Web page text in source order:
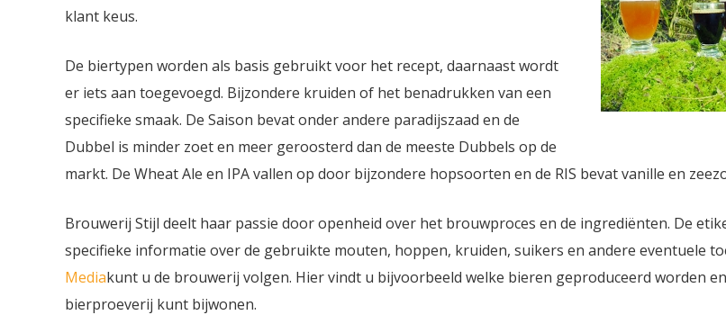
klant keus.
De biertypen worden als basis gebruikt voor het recept, daarnaast wordt
er iets aan toegevoegd. Bijzondere kruiden of het benadrukken van een
specifieke smaak. De Saison bevat onder andere paradijszaad en de
Dubbel is minder zoet en meer geroosterd dan de meeste Dubbels op de
markt. De Wheat Ale en IPA vallen op door bijzondere hopsoorten en de RIS bevat vanille en
Brouwerij Stijl deelt haar passie door openheid over het brouwproces en de ingrediënten. De
specifieke informatie over de gebruikte mouten, hoppen, kruiden, suikers en andere eventuele
Mediakunt u de brouwerij volgen. Hier vindt u bijvoorbeeld welke bieren geproduceerd worden
bierproeverij kunt bijwonen.